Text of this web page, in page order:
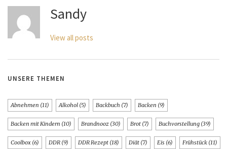
Sandy
View all posts
UNSERE THEMEN
Abnehmen (11) Alkohol (5) Backbuch (7) Backen (9)
Backen mit Kindern (10) Brandnooz (30) Brot (7) Buchvorstellung (39)
Coolbox (6) DDR (9) DDR Rezept (18) Diät (7) Eis (6) Frühstück (11)